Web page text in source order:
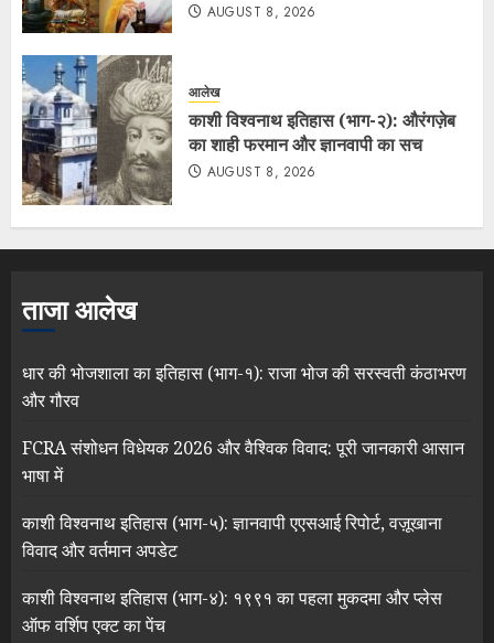
AUGUST 8, 2026
आलेख
काशी विश्वनाथ इतिहास (भाग-२): औरंगज़ेब
का शाही फरमान और ज्ञानवापी का सच
AUGUST 8, 2026
ताजा आलेख
धार की भोजशाला का इतिहास (भाग-१): राजा भोज की सरस्वती कंठाभरण
और गौरव
FCRA संशोधन विधेयक 2026 और वैश्विक विवाद: पूरी जानकारी आसान
भाषा में
काशी विश्वनाथ इतिहास (भाग-५): ज्ञानवापी एएसआई रिपोर्ट, वज़ूखाना
विवाद और वर्तमान अपडेट
काशी विश्वनाथ इतिहास (भाग-४): १९९१ का पहला मुकदमा और प्लेस
ऑफ वर्शिप एक्ट का पेंच